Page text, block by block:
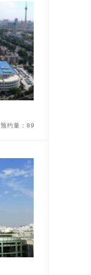
预约量：89